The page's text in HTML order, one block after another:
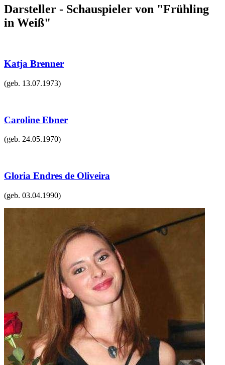
Darsteller - Schauspieler von "Frühling
in Weiß"
Katja Brenner
(geb. 13.07.1973)
Caroline Ebner
(geb. 24.05.1970)
Gloria Endres de Oliveira
(geb. 03.04.1990)